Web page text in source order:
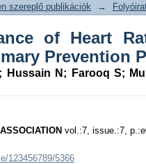
szereplő publikációk →
of Heart
Prevention
; Hussain N ; Farooq S;
vol.:7, issue.:7,
123456789/5366